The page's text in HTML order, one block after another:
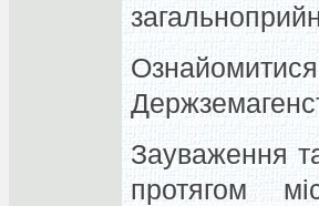
Зауваження
протягом